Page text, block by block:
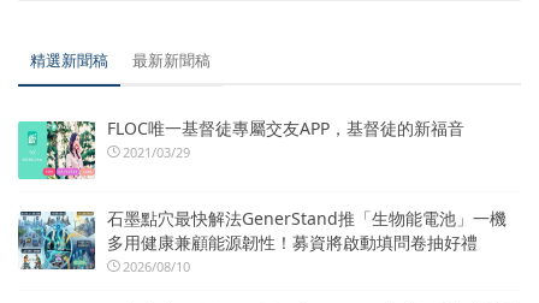
精選新聞稿 最新新聞稿
FLOC唯一基督徒專屬交友APP，基督徒的新福音
2021/03/29
石墨點穴最快解法GenerStand推「生物能電池」一機
多用健康兼顧能源韌性！募資將啟動填問卷抽好禮
2026/08/10